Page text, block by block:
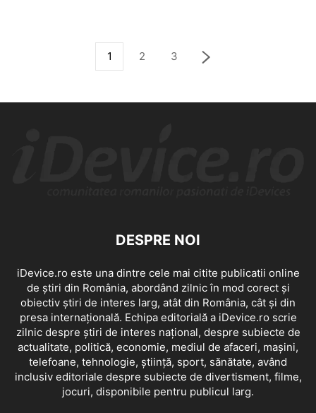
1 2 3
DESPRE NOI
iDevice.ro este una dintre cele mai citite publicatii online
de știri din România, abordând zilnic în mod corect și
obiectiv știri de interes larg, atât din România, cât și din
presa internațională. Echipa editorială a iDevice.ro scrie
zilnic despre știri de interes național, despre subiecte de
actualitate, politică, economie, mediul de afaceri, mașini,
telefoane, tehnologie, știință, sport, sănătate, având
inclusiv editoriale despre subiecte de divertisment, filme,
jocuri, disponibile pentru publicul larg.